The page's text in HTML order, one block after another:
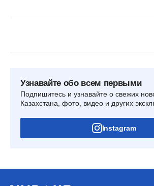
Узнавайте обо всем первыми
Подпишитесь и узнавайте о свежих
Казахстана, фото, видео и других
Instagram